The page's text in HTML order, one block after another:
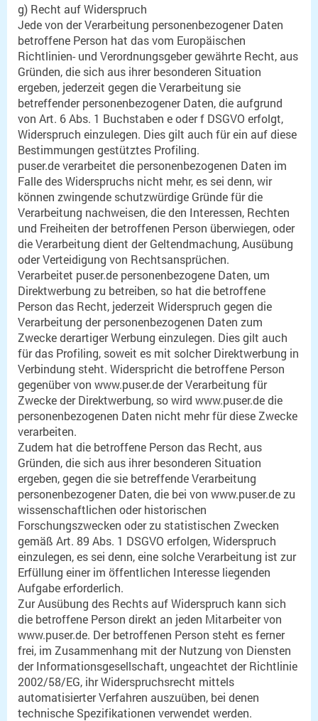
g) Recht auf Widerspruch
Jede von der Verarbeitung personenbezogener Daten
betroffene Person hat das vom Europäischen
Richtlinien- und Verordnungsgeber gewährte Recht, aus
Gründen, die sich aus ihrer besonderen Situation
ergeben, jederzeit gegen die Verarbeitung sie
betreffender personenbezogener Daten, die aufgrund
von Art. 6 Abs. 1 Buchstaben e oder f DSGVO erfolgt,
Widerspruch einzulegen. Dies gilt auch für ein auf diese
Bestimmungen gestütztes Profiling.
puser.de verarbeitet die personenbezogenen Daten im
Falle des Widerspruchs nicht mehr, es sei denn, wir
können zwingende schutzwürdige Gründe für die
Verarbeitung nachweisen, die den Interessen, Rechten
und Freiheiten der betroffenen Person überwiegen, oder
die Verarbeitung dient der Geltendmachung, Ausübung
oder Verteidigung von Rechtsansprüchen.
Verarbeitet puser.de personenbezogene Daten, um
Direktwerbung zu betreiben, so hat die betroffene
Person das Recht, jederzeit Widerspruch gegen die
Verarbeitung der personenbezogenen Daten zum
Zwecke derartiger Werbung einzulegen. Dies gilt auch
für das Profiling, soweit es mit solcher Direktwerbung in
Verbindung steht. Widerspricht die betroffene Person
gegenüber von www.puser.de der Verarbeitung für
Zwecke der Direktwerbung, so wird www.puser.de die
personenbezogenen Daten nicht mehr für diese Zwecke
verarbeiten.
Zudem hat die betroffene Person das Recht, aus
Gründen, die sich aus ihrer besonderen Situation
ergeben, gegen die sie betreffende Verarbeitung
personenbezogener Daten, die bei von www.puser.de zu
wissenschaftlichen oder historischen
Forschungszwecken oder zu statistischen Zwecken
gemäß Art. 89 Abs. 1 DSGVO erfolgen, Widerspruch
einzulegen, es sei denn, eine solche Verarbeitung ist zur
Erfüllung einer im öffentlichen Interesse liegenden
Aufgabe erforderlich.
Zur Ausübung des Rechts auf Widerspruch kann sich
die betroffene Person direkt an jeden Mitarbeiter von
www.puser.de. Der betroffenen Person steht es ferner
frei, im Zusammenhang mit der Nutzung von Diensten
der Informationsgesellschaft, ungeachtet der Richtlinie
2002/58/EG, ihr Widerspruchsrecht mittels
automatisierter Verfahren auszuüben, bei denen
technische Spezifikationen verwendet werden.